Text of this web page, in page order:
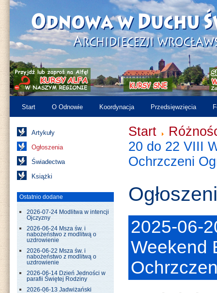
Start O Odnowie Koordynacja Przedsięwzięcia
Artykuły
Ogłoszenia
Świadectwa
Książki
Ostatnio dodane
2026-07-24 Modlitwa w intencji
Ojczyzny
2026-06-24 Msza św. i
nabożeństwo z modlitwą o
uzdrowienie
2026-06-22 Msza św. i
nabożeństwo z modlitwą o
uzdrowienie
2026-06-14 Dzień Jedności w
parafii Świętej Rodziny
2026-06-13 Jadwiżański
Start
20 do 22 VIII
Ochrzczeni
2025-06-
Weekend